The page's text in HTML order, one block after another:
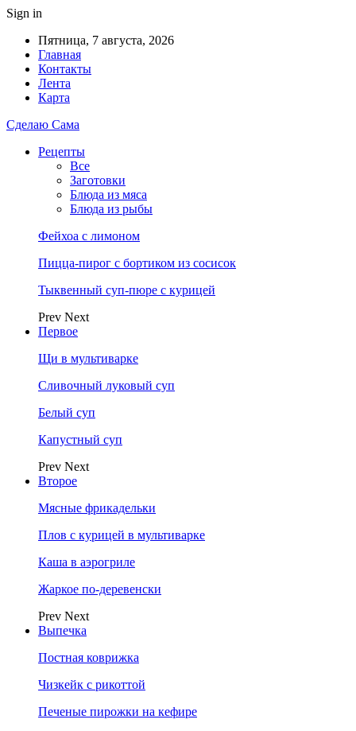
Sign in
Пятница, 7 августа, 2026
Главная
Контакты
Лента
Карта
Сделаю Сама
Рецепты
Все
Заготовки
Блюда из мяса
Блюда из рыбы
Фейхоа с лимоном
Пицца-пирог с бортиком из сосисок
Тыквенный суп-пюре с курицей
Prev Next
Первое
Щи в мультиварке
Сливочный луковый суп
Белый суп
Капустный суп
Prev Next
Второе
Мясные фрикадельки
Плов с курицей в мультиварке
Каша в аэрогриле
Жаркое по-деревенски
Prev Next
Выпечка
Постная коврижка
Чизкейк с рикоттой
Печеные пирожки на кефире